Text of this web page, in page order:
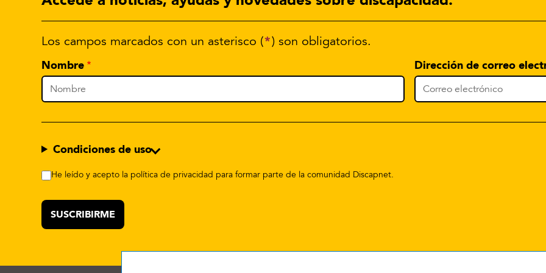
Los campos marcados con un asterisco (*) son obligatorios.
Nombre Dirección de correo
Condiciones de uso
He leído y acepto la política de privacidad para formar parte de la comunidad Discapnet.